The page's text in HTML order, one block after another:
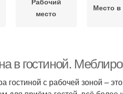
место
Место
в гостиной.
гостиной с рабочей зоной –